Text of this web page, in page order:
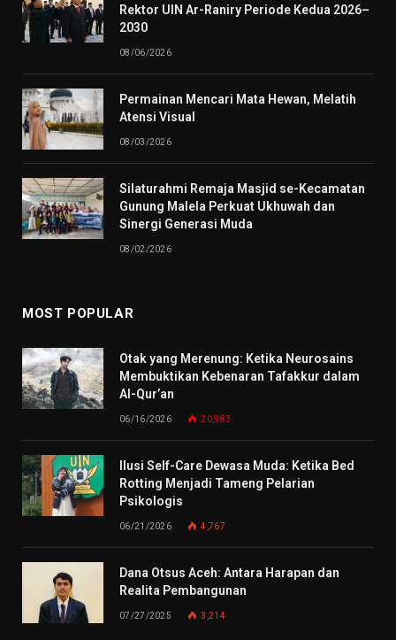
Rektor UIN Ar-Raniry Periode Kedua 2026–
2030
08/06/2026
Permainan Mencari Mata Hewan, Melatih
Atensi Visual
08/03/2026
Silaturahmi Remaja Masjid se-Kecamatan
Gunung Malela Perkuat Ukhuwah dan
Sinergi Generasi Muda
08/02/2026
MOST POPULAR
Otak yang Merenung: Ketika Neurosains
Membuktikan Kebenaran Tafakkur dalam
Al-Qur’an
06/16/2026 20,983
Ilusi Self-Care Dewasa Muda: Ketika Bed
Rotting Menjadi Tameng Pelarian
Psikologis
06/21/2026 4,767
Dana Otsus Aceh: Antara Harapan dan
Realita Pembangunan
07/27/2025 3,214